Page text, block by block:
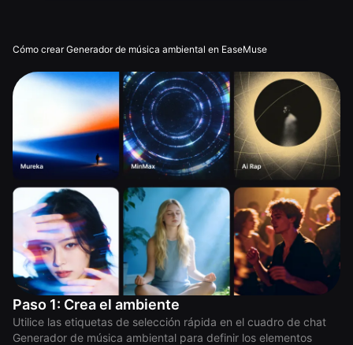
Cómo crear Generador de música ambiental en EaseMuse
Paso 1: Crea el ambiente
Utilice las etiquetas de selección rápida en el cuadro de chat
Generador de música ambiental para definir los elementos